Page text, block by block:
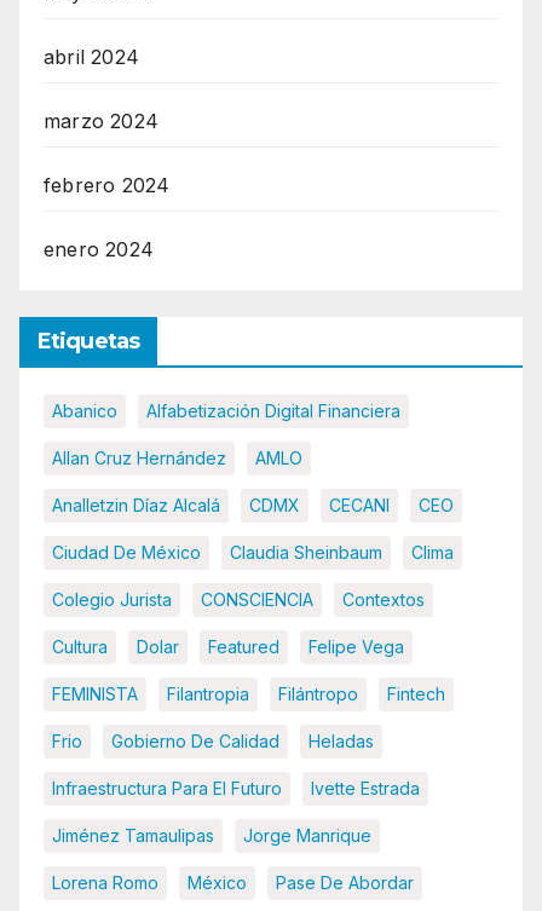
abril 2024
marzo 2024
febrero 2024
enero 2024
Etiquetas
Abanico Alfabetización Digital Financiera
Allan Cruz Hernández AMLO
Analletzin Díaz Alcalá CDMX CECANI CEO
Ciudad De México Claudia Sheinbaum Clima
Colegio Jurista CONSCIENCIA Contextos
Cultura Dolar Featured Felipe Vega
FEMINISTA Filantropia Filántropo Fintech
Frio Gobierno De Calidad Heladas
Infraestructura Para El Futuro Ivette Estrada
Jiménez Tamaulipas Jorge Manrique
Lorena Romo México Pase De Abordar